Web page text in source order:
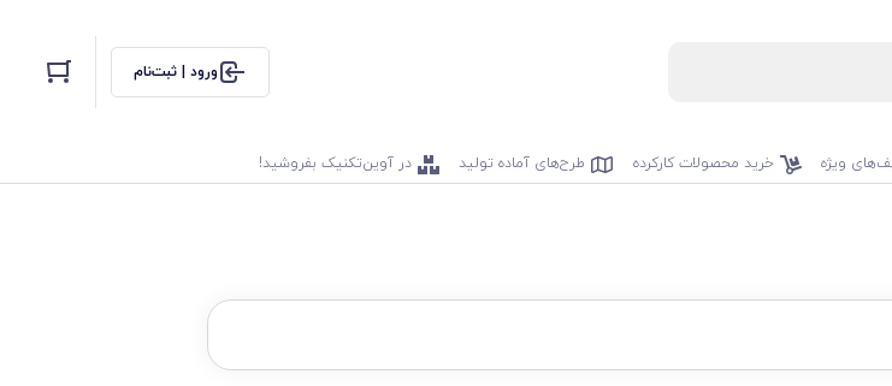
ورود | ثبت‌نام
ویژه خرید محصولات کارکرده طرح‌های آماده تولید در آوین‌تکنیک بفروشید!